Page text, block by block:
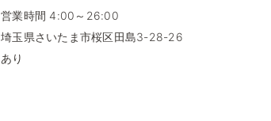
営業時間 4:00～26:00
埼玉県さいたま市桜区田島3-28-26
あり